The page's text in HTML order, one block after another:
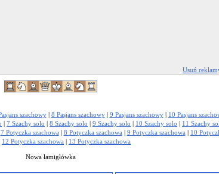
Usuń
szachowy| 8 Pasjans szachowy| 9 Pasjans szachowy| 10 Pasjans
| 7 Szachy solo | 8 Szachy solo | 9 Szachy solo | 10 Szachy solo | 11 Szachy
7 Potyczka szachowa | 8 Potyczka szachowa | 9 Potyczka szachowa | 10
12 Potyczka szachowa | 13 Potyczka szachowa
Nowa łamigłówka